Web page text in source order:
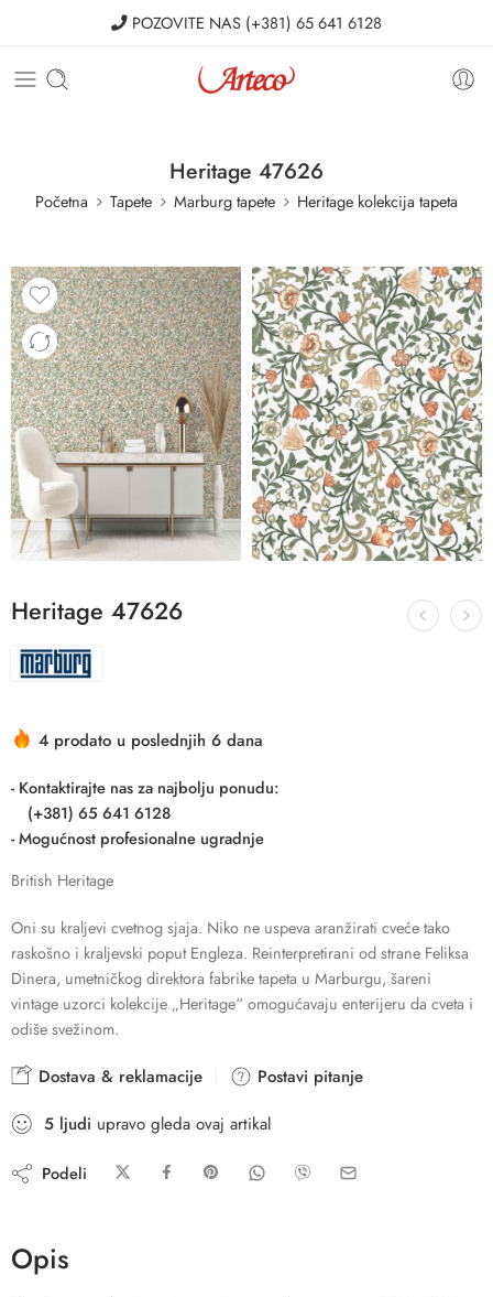
POZOVITE NAS (+381) 65 641 6128
Heritage 47626
Početna Tapete Marburg tapete Heritage kolekcija tapeta
Heritage 47626
4 prodato u poslednjih 6 dana
- Kontaktirajte nas za najbolju ponudu:
(+381) 65 641 6128
- Mogućnost profesionalne ugradnje
British Heritage
Oni su kraljevi cvetnog sjaja. Niko ne uspeva aranžirati cveće tako
raskošno i kraljevski poput Engleza. Reinterpretirani od strane Feliksa
Dinera, umetničkog direktora fabrike tapeta u Marburgu, šareni
vintage uzorci kolekcije „Heritage“ omogućavaju enterijeru da cveta i
odiše svežinom.
Dostava & reklamacije
Postavi pitanje
5 ljudi upravo gleda ovaj artikal
Podeli
Opis